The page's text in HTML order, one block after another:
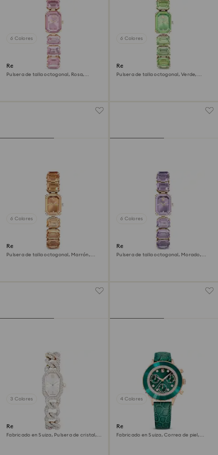
6 Colores
Reloj
Pulsera de talla octogonal, Rosa,
6 Colores
Reloj
Pulsera de talla octogonal, Verde,
6 Colores
Reloj
Pulsera de talla octogonal, Marrón,
6 Colores
Reloj
Pulsera de talla octogonal, Morado,
3 Colores
Reloj Dextera chain
Fabricado en Suiza, Pulsera de cristal,
4 Colores
Reloj Octea chrono
Fabricado en Suiza, Correa de piel,